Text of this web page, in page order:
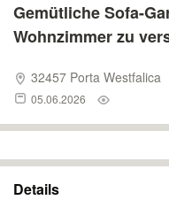
Gemütliche Sofa-
Wohnzimmer zu
32457 Porta Westfalica
05.06.2026
Details